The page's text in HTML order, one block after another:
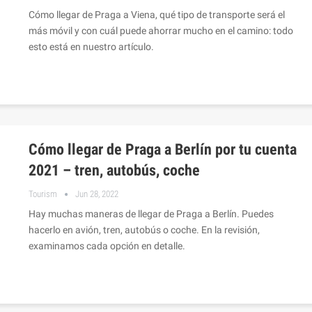
Cómo llegar de Praga a Viena, qué tipo de transporte será el
más móvil y con cuál puede ahorrar mucho en el camino: todo
esto está en nuestro artículo.
Cómo llegar de Praga a Berlín por tu cuenta
2021 – tren, autobús, coche
Tourism Jun 28, 2022
Hay muchas maneras de llegar de Praga a Berlín. Puedes
hacerlo en avión, tren, autobús o coche. En la revisión,
examinamos cada opción en detalle.